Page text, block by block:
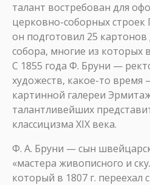
талант востребован для
церковно-соборных строек
он подготовил 25 картонов
собора, многие из которых
С 1855 года Ф. Бруни —
художеств, какое-то время
картинной галереи
талантливейших
классицизма XIX века.
Ф. А. Бруни — сын
«мастера живописного и
который в 1807 г. переехал